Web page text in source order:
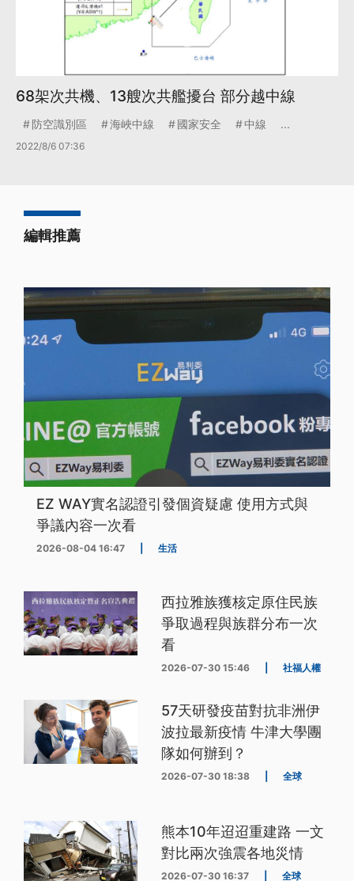
68架次共機、13艘次共艦擾台 部分越中線
防空識別區 海峽中線 國家安全 中線 ...
2022/8/6 07:36
編輯推薦
EZ WAY實名認證引發個資疑慮 使用方式與
爭議內容一次看
2026-08-04 16:47 生活
西拉雅族獲核定原住民族
爭取過程與族群分布一次
看
2026-07-30 15:46 社福人權
57天研發疫苗對抗非洲伊
波拉最新疫情 牛津大學團
隊如何辦到？
2026-07-30 18:38 全球
熊本10年迢迢重建路 一文
對比兩次強震各地災情
2026-07-30 16:37 全球